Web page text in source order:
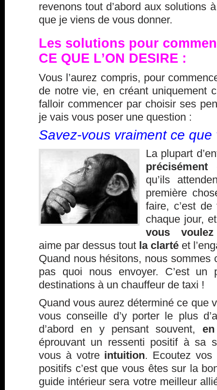
revenons tout d’abord aux solutions
que je viens de vous donner.
Les solutions pour
CE QUE L’ON DESIRE :
Vous l’aurez compris, pour
de notre vie, en créant uniquement
falloir commencer par choisir ses
je vais vous poser une question :
Savez-vous vraiment ce
La plupart
précisément
qu’ils
première
faire, c’est
chaque jour,
vous
aime par dessus tout la clarté et
Quand nous hésitons, nous sommes
pas quoi nous envoyer. C’est un
destinations à un chauffeur de taxi !
Quand vous aurez déterminé ce que
vous conseille d’y porter le plus
d’abord en y pensant souvent,
éprouvant un ressenti positif à sa
vous à votreintuition. Ecoutez vos
positifs c’est que vous êtes sur la
guide intérieur sera votre meilleur